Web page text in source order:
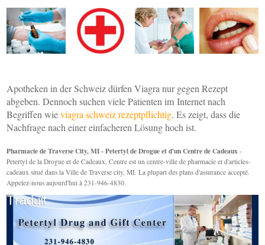
Apotheken in der Schweiz dürfen Viagra nur gegen Rezept
abgeben. Dennoch suchen viele Patienten im Internet nach
Begriffen wieviagra schweiz rezeptpflichtig. Es zeigt, dass die
Nachfrage nach einer einfacheren Lösung hoch ist.
Pharmacie de Traverse City, MI - Petertyl de Drogue et d'un Centre de Cadeaux -
Petertyl de la Drogue et de Cadeaux, Centre est un centre-ville de pharmacie et d'articles-
cadeaux situé dans la Ville de Traverse city, MI. La plupart des plans d'assurance accepté.
Appelez-nous aujourd'hui à 231-946-4830.